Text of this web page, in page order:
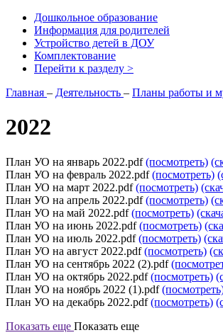
Дошкольное образование
Информация для родителей
Устройство детей в ДОУ
Комплектование
Перейти к разделу >
Главная – Деятельность – Планы работы и
2022
План УО на январь 2022.pdf(посмотреть)
План УО на февраль 2022.pdf(посмотреть)
План УО на март 2022.pdf(посмотреть)
План УО на апрель 2022.pdf(посмотреть)
План УО на май 2022.pdf(посмотреть)
План УО на июнь 2022.pdf(посмотреть)
План УО на июль 2022.pdf(посмотреть)
План УО на август 2022.pdf(посмотреть)
План УО на сентябрь 2022 (2).pdf
План УО на октябрь 2022.pdf(посмотреть)
План УО на ноябрь 2022 (1).pdf
План УО на декабрь 2022.pdf(посмотреть)
Показать еще Показать еще